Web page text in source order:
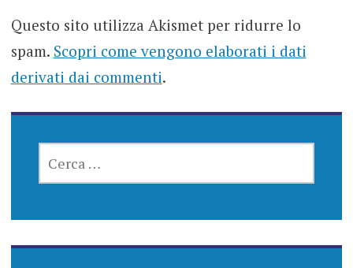
Questo sito utilizza Akismet per ridurre lo
spam. Scopri come vengono elaborati i dati
derivati dai commenti.
PER: